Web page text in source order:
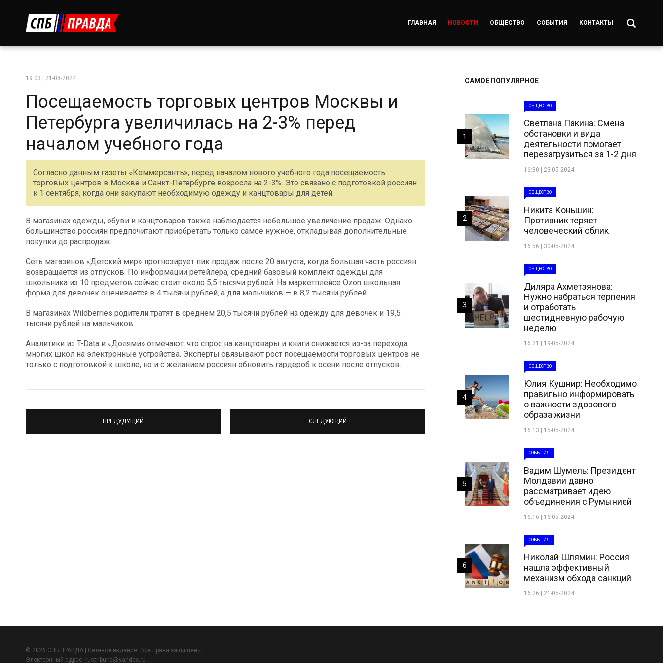
ГЛАВНАЯ НОВОСТИ ОБЩЕСТВО СОБЫТИЯ КОНТАКТЫ
19:03 | 21-08-2024
Посещаемость торговых центров Москвы и
Петербурга увеличилась на 2-3% перед
началом учебного года
Согласно данным газеты «Коммерсантъ», перед началом нового учебного года посещаемость
торговых центров в Москве и Санкт-Петербурге возросла на 2-3%. Это связано с подготовкой россиян
к 1 сентября, когда они закупают необходимую одежду и канцтовары для детей.
В магазинах одежды, обуви и канцтоваров также наблюдается небольшое увеличение продаж. Однако
большинство россиян предпочитают приобретать только самое нужное, откладывая дополнительные
покупки до распродаж.
Сеть магазинов «Детский мир» прогнозирует пик продаж после 20 августа, когда большая часть россиян
возвращается из отпусков. По информации ретейлера, средний базовый комплект одежды для
школьника из 10 предметов сейчас стоит около 5,5 тысячи рублей. На маркетплейсе Ozon школьная
форма для девочек оценивается в 4 тысячи рублей, а для мальчиков — в 8,2 тысячи рублей.
В магазинах Wildberries родители тратят в среднем 20,5 тысячи рублей на одежду для девочек и 19,5
тысячи рублей на мальчиков.
Аналитики из T-Data и «Долями» отмечают, что спрос на канцтовары и книги снижается из-за перехода
многих школ на электронные устройства. Эксперты связывают рост посещаемости торговых центров не
только с подготовкой к школе, но и с желанием россиян обновить гардероб к осени после отпусков.
ПРЕДУДУЩИЙ СЛЕДУЮЩИЙ
САМОЕ ПОПУЛЯРНОЕ
ОБЩЕСТВО
Светлана Пакина: Смена
обстановки и вида
деятельности помогает
перезагрузиться за 1-2 дня
16:30 | 23-05-2024
1
ОБЩЕСТВО
Никита Коньшин:
Противник теряет
человеческий облик
16:56 | 30-05-2024
2
ОБЩЕСТВО
Диляра Ахметзянова:
Нужно набраться терпения
и отработать
шестидневную рабочую
неделю
16:21 | 19-05-2024
3
ОБЩЕСТВО
Юлия Кушнир: Необходимо
правильно информировать
о важности здорового
образа жизни
16:13 | 15-05-2024
4
СОБЫТИЯ
Вадим Шумель: Президент
Молдавии давно
рассматривает идею
объединения с Румынией
16:16 | 16-05-2024
5
СОБЫТИЯ
Николай Шлямин: Россия
нашла эффективный
механизм обхода санкций
16:26 | 21-05-2024
6
© 2026 СПБ ПРАВДА | Сетевое издание. Все права защищены.
Электронный адрес: rustribuna@yandex.ru